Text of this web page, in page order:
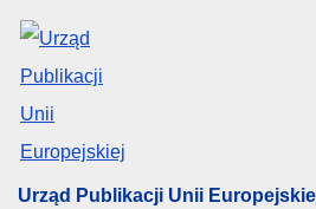
CELEX : C2023/012/03
OJ : JOC_2023_012_R_0003
Urząd Publikacji Unii